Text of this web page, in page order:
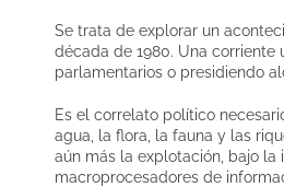
Se trata de explorar un
década de 1980. Una corriente
parlamentarios o presidiendo
Es el correlato político
agua, la flora, la fauna y las
aún más la explotación, bajo
macroprocesadores de